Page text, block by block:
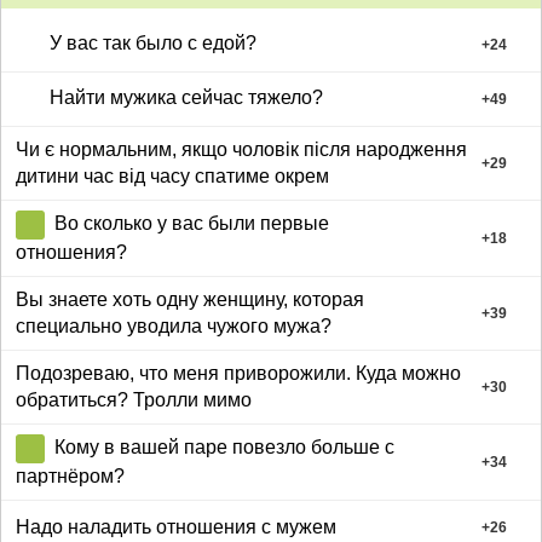
У вас так было с едой? +24
Найти мужика сейчас тяжело? +49
Чи є нормальним, якщо чоловік після народження
дитини час від часу спатиме окрем
+29
Во сколько у вас были первые
отношения?
+18
Вы знаете хоть одну женщину, которая
специально уводила чужого мужа?
+39
Подозреваю, что меня приворожили. Куда можно
обратиться? Тролли мимо
+30
Кому в вашей паре повезло больше с
партнёром?
+34
Надо наладить отношения с мужем +26